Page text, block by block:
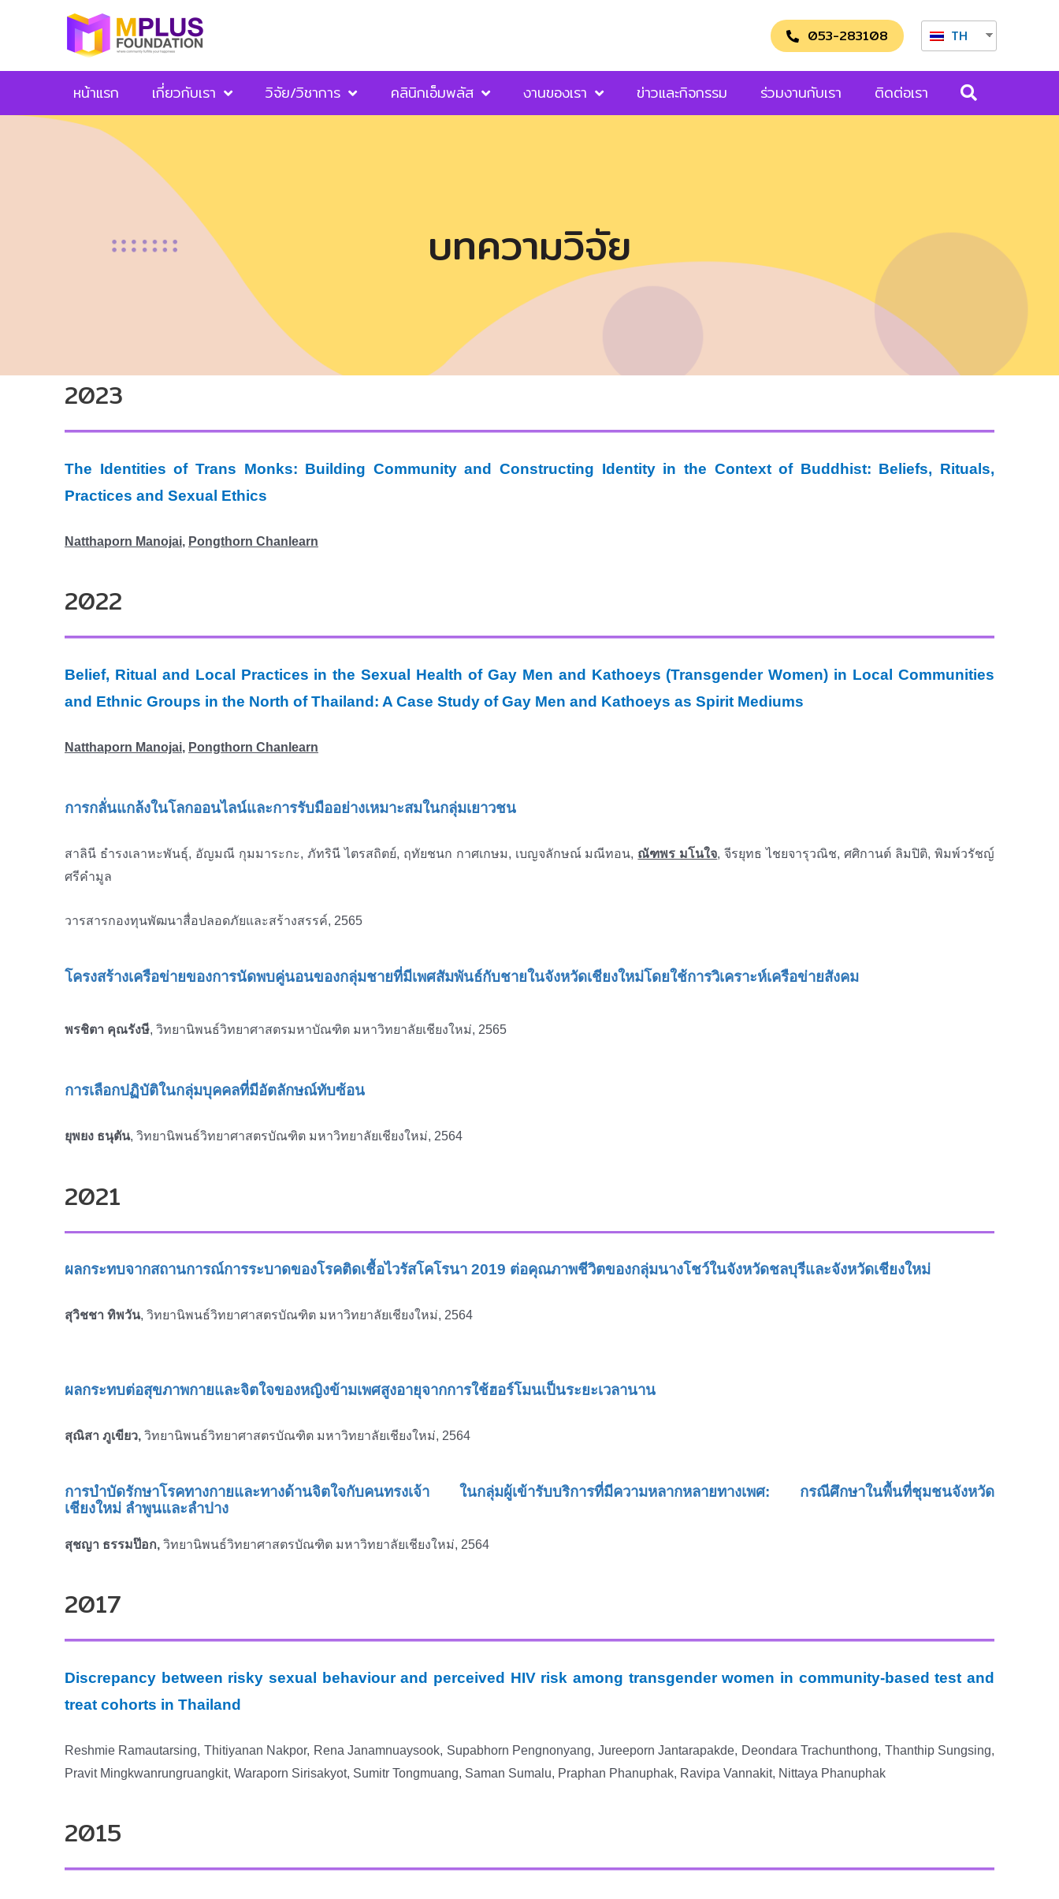
053-283108 TH
หน้าแรก เกี่ยวกับเรา วิจัย/วิชาการ คลินิกเอ็มพลัส งานของเรา ข่าวและกิจกรรม ร่วมงานกับเรา ติดต่อเรา
บทความวิจัย
2023
The Identities of Trans Monks: Building Community and Constructing Identity in the Context of Buddhist: Beliefs, Rituals,
Practices and Sexual Ethics
Natthaporn Manojai, Pongthorn Chanlearn
2022
Belief, Ritual and Local Practices in the Sexual Health of Gay Men and Kathoeys (Transgender Women) in Local Communities
and Ethnic Groups in the North of Thailand: A Case Study of Gay Men and Kathoeys as Spirit Mediums
Natthaporn Manojai, Pongthorn Chanlearn
การกลั่นแกล้งในโลกออนไลน์และการรับมืออย่างเหมาะสมในกลุ่มเยาวชน
สาลินี ธำรงเลาหะพันธุ์, อัญมณี กุมมาระกะ, ภัทรินี ไตรสถิตย์, ฤทัยชนก กาศเกษม, เบญจลักษณ์ มณีทอน, ณัฑพร มโนใจ, จีรยุทธ ไชยจารุวณิช, ศศิกานต์ ลิมปิติ, พิมพ์วรัชญ์
ศรีคำมูล
วารสารกองทุนพัฒนาสื่อปลอดภัยและสร้างสรรค์, 2565
โครงสร้างเครือข่ายของการนัดพบคู่นอนของกลุ่มชายที่มีเพศสัมพันธ์กับชายในจังหวัดเชียงใหม่โดยใช้การวิเคราะห์เครือข่ายสังคม
พรชิตา คุณรังษี, วิทยานิพนธ์วิทยาศาสตรมหาบัณฑิต มหาวิทยาลัยเชียงใหม่, 2565
การเลือกปฏิบัติในกลุ่มบุคคลที่มีอัตลักษณ์ทับซ้อน
ยุพยง ธนุตัน, วิทยานิพนธ์วิทยาศาสตรบัณฑิต มหาวิทยาลัยเชียงใหม่, 2564
2021
ผลกระทบจากสถานการณ์การระบาดของโรคติดเชื้อไวรัสโคโรนา 2019 ต่อคุณภาพชีวิตของกลุ่มนางโชว์ในจังหวัดชลบุรีและจังหวัดเชียงใหม่
สุวิชชา ทิพวัน, วิทยานิพนธ์วิทยาศาสตรบัณฑิต มหาวิทยาลัยเชียงใหม่, 2564
ผลกระทบต่อสุขภาพกายและจิตใจของหญิงข้ามเพศสูงอายุจากการใช้ฮอร์โมนเป็นระยะเวลานาน
สุณิสา ภูเขียว, วิทยานิพนธ์วิทยาศาสตรบัณฑิต มหาวิทยาลัยเชียงใหม่, 2564
การบำบัดรักษาโรคทางกายและทางด้านจิตใจกับคนทรงเจ้า ในกลุ่มผู้เข้ารับบริการที่มีความหลากหลายทางเพศ: กรณีศึกษาในพื้นที่ชุมชนจังหวัด
เชียงใหม่ ลําพูนและลําปาง
สุชญา ธรรมป๊อก, วิทยานิพนธ์วิทยาศาสตรบัณฑิต มหาวิทยาลัยเชียงใหม่, 2564
2017
Discrepancy between risky sexual behaviour and perceived HIV risk among transgender women in community-based test and
treat cohorts in Thailand
Reshmie Ramautarsing, Thitiyanan Nakpor, Rena Janamnuaysook, Supabhorn Pengnonyang, Jureeporn Jantarapakde, Deondara Trachunthong, Thanthip Sungsing,
Pravit Mingkwanrungruangkit, Waraporn Sirisakyot, Sumitr Tongmuang, Saman Sumalu, Praphan Phanuphak, Ravipa Vannakit, Nittaya Phanuphak
2015